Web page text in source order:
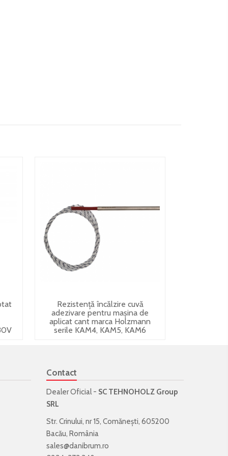
Rezistență încălzire cuvă
adezivare pentru mașina de
aplicat cant marca Holzmann
serile KAM4, KAM5, KAM6
Contact
Dealer Oficial - SC TEHNOHOLZ Group
SRL
Str. Crinului, nr 15, Comănești, 605200
Bacău, România
sales@danibrum.ro